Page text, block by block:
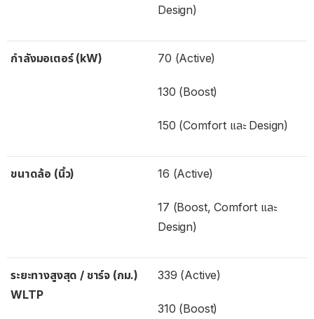
Design)
กำลังมอเตอร์ (kW) 70 (Active)
130 (Boost)
150 (Comfort และ Design)
ขนาดล้อ (นิ้ว) 16 (Active)
17 (Boost, Comfort และ
Design)
ระยะทางสูงสุด / ชาร์จ (กม.)
WLTP
339 (Active)
310 (Boost)